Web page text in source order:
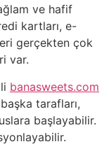
ve hafif
kartları, e-
gerçekten çok
var.
banasweets.com
tarafları,
başlayabilir.